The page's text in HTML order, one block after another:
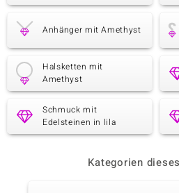
Anhänger mit Amethyst
Halsketten mit
Amethyst
Schmuck mit
Edelsteinen in lila
Kategorien